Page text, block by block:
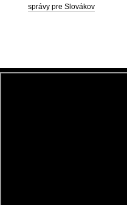
správy pre Slovákov